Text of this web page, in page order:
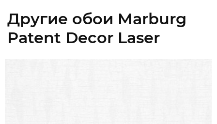
Другие обои Marburg
Patent Decor Laser